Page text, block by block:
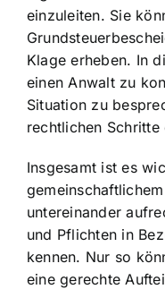
einzuleiten. Sie
Klage erheben. In
einen Anwalt zu
Situation zu
rechtlichen Schritte
Insgesamt ist es
untereinander
und Pflichten in
kennen. Nur so
eine gerechte